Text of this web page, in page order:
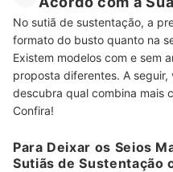
No sutiã de sustentação, a
formato do busto quanto na
Existem modelos com e sem
proposta diferentes. A
descubra qual combina mais
Confira!
Para Deixar os Seios
Sutiãs de Sustentação